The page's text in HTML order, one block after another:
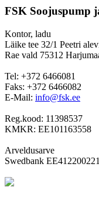
FSK Soojuspump
Kontor, ladu
Läike tee 32/1 Peetri
Rae vald 75312
Tel: +372 6466081
Faks: +372 6466082
E-Mail: info@fsk.ee
Reg.kood: 11398537
KMKR: EE101163558
Arveldusarve
Swedbank